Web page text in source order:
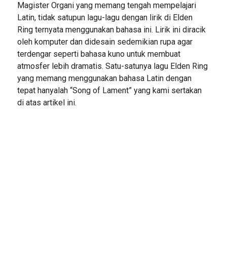
Magister Organi yang memang tengah mempelajari
Latin, tidak satupun lagu-lagu dengan lirik di Elden
Ring ternyata menggunakan bahasa ini. Lirik ini diracik
oleh komputer dan didesain sedemikian rupa agar
terdengar seperti bahasa kuno untuk membuat
atmosfer lebih dramatis. Satu-satunya lagu Elden Ring
yang memang menggunakan bahasa Latin dengan
tepat hanyalah “Song of Lament” yang kami sertakan
di atas artikel ini.